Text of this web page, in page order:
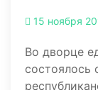
15 ноября
Во дворце
состоялось